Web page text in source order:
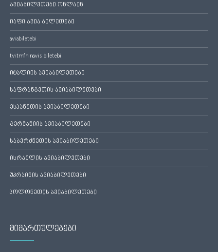
ავიაბილეთები ონლაინ
იაფი ავია ბილეთები
aviabiletebi
tvitmfrinavis biletebi
იტალიის ავიაბილეთები
საფრანგეთის ავიაბილეთები
ესპანეთის ავიაბილეთები
გერმანიის ავიაბილეთები
საბერძნეთის ავიაბილეთები
ისრაელის ავიაბილეთები
უკრაინის ავიაბილეთები
პოლონეთის ავიაბილეთები
მიმართულებები